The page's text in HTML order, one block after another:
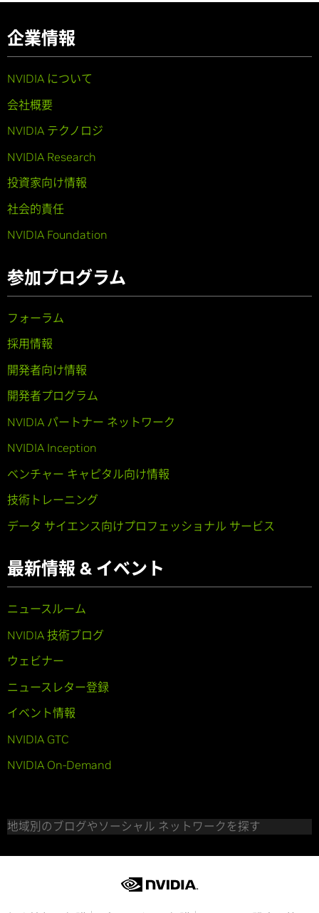
企業情報
NVIDIA について
会社概要
NVIDIA テクノロジ
NVIDIA Research
投資家向け情報
社会的責任
NVIDIA Foundation
参加プログラム
フォーラム
採用情報
開発者向け情報
開発者プログラム
NVIDIA パートナー ネットワーク
NVIDIA Inception
ベンチャー キャピタル向け情報
技術トレーニング
データ サイエンス向けプロフェッショナル サービス
最新情報 & イベント
ニュースルーム
NVIDIA 技術ブログ
ウェビナー
ニュースレター登録
イベント情報
NVIDIA GTC
NVIDIA On-Demand
地域別のブログやソーシャル ネットワークを探す